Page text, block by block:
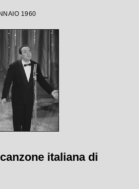
1960
italiana di